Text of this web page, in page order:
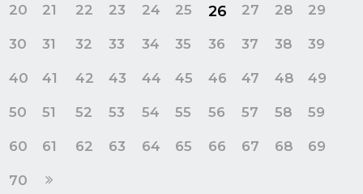
20 21 22 23 24 25 26 27 28 29
30 31 32 33 34 35 36 37 38 39
40 41 42 43 44 45 46 47 48 49
50 51 52 53 54 55 56 57 58 59
60 61 62 63 64 65 66 67 68 69
70